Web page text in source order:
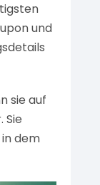
und
sie auf
Sie
dem